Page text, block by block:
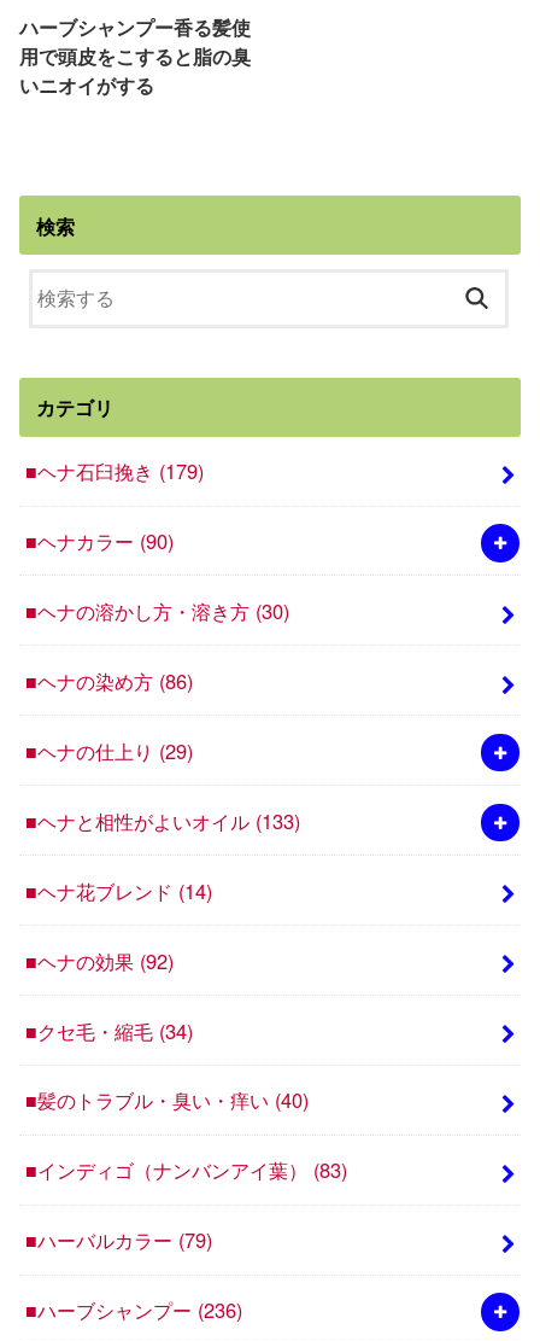
ハーブシャンプー香る髪使
用で頭皮をこすると脂の臭
いニオイがする
検索
カテゴリ
■ヘナ石臼挽き (179)
■ヘナカラー (90)
■ヘナの溶かし方・溶き方 (30)
■ヘナの染め方 (86)
■ヘナの仕上り (29)
■ヘナと相性がよいオイル (133)
■ヘナ花ブレンド (14)
■ヘナの効果 (92)
■クセ毛・縮毛 (34)
■髪のトラブル・臭い・痒い (40)
■インディゴ（ナンバンアイ葉） (83)
■ハーバルカラー (79)
■ハーブシャンプー (236)